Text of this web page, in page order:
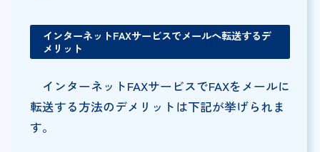
インターネットFAXサービスでメールへ転送するデ
メリット
インターネットFAXサービスでFAXをメールに
転送する方法のデメリットは下記が挙げられま
す。